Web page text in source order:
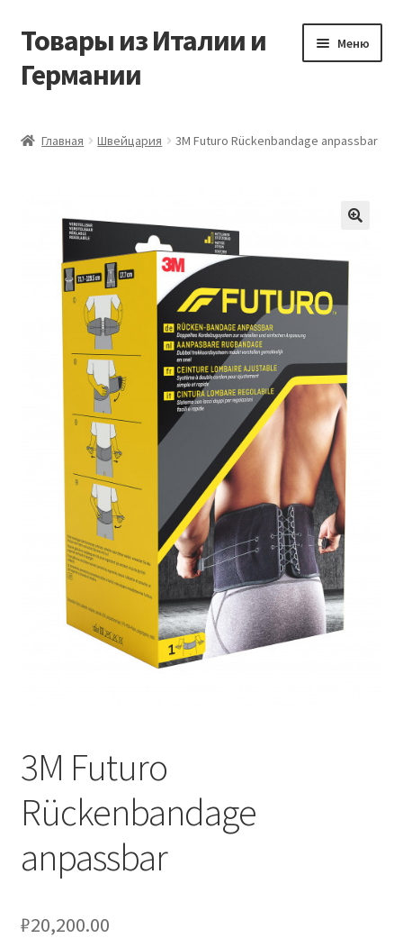
Перейти
навигации
Перейти
содержимому
Товары из Италии и
Германии
Меню
Контакты
Корзина
Мой аккаунт
Оставить отзыв
Оформление заказа
Подтверждение заказа
Скидки
Сотрудничество
Главная Швейцария 3M Futuro Rückenbandage anpassbar
3M Futuro
Rückenbandage
anpassbar
₽20,200.00